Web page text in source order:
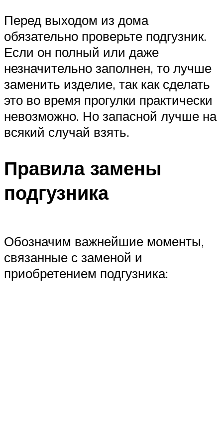
Перед выходом из дома
обязательно проверьте подгузник.
Если он полный или даже
незначительно заполнен, то лучше
заменить изделие, так как сделать
это во время прогулки практически
невозможно. Но запасной лучше на
всякий случай взять.
Правила замены
подгузника
Обозначим важнейшие моменты,
связанные с заменой и
приобретением подгузника: